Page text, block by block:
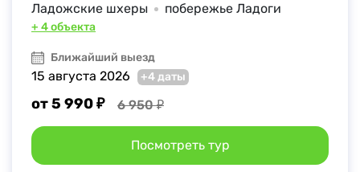
Ладожские шхеры побережье Ладоги
+ 4 объекта
Ближайший выезд
15 августа 2026 +4 даты
от 5 990 ₽ 6 950 ₽
Посмотреть тур